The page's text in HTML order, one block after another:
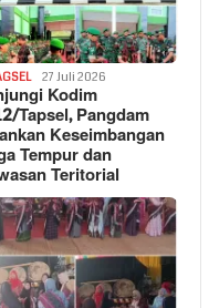
27 Juli 2026
Kodim
Tapsel, Pangdam
Keseimbangan
Tempur dan
Teritorial